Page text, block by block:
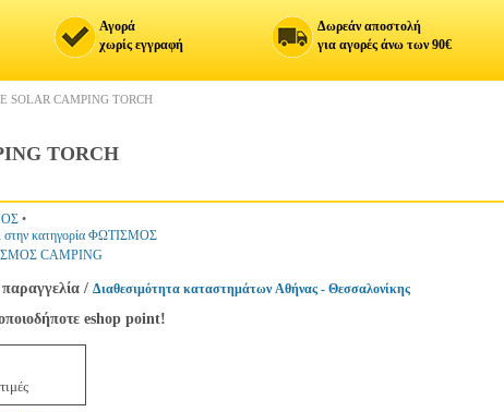
Αγορά
χωρίς εγγραφή
Δωρεάν αποστολή
για αγορές άνω των 90€
SOLAR CAMPING TORCH
TORCH
•
στην κατηγορία ΦΩΤΙΣΜΟΣ
CAMPING
/ Διαθεσιμότητα καταστημάτων Αθήνας - Θεσσαλονίκης
eshop point!